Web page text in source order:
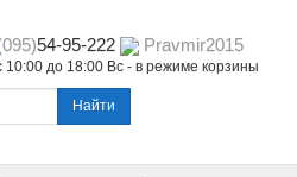
54-95-222 Pravmir2015
до 18:00 Вс - в режиме корзины
Найти